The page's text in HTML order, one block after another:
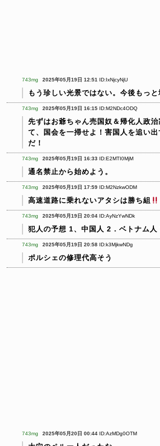
743mg 2025年05月19日 12:51 ID:IxNjcyNjU
もう珍しい光景ではない。今後もっ
743mg 2025年05月19日 16:15 ID:M2NDc4ODQ
先ずはお爺ちゃん売国奴＆帰化人政
て、国会を一掃せよ！害国人を追い
だ！
743mg 2025年05月19日 16:33 ID:E2MTI0MjM
通名禁止から始めよう。
743mg 2025年05月19日 17:59 ID:M2NzkwODM
高速道路に乗れないアタシは勝ち組
743mg 2025年05月19日 20:04 ID:AyNzYwNDk
犯人の予想 1、中国人 2．ベトナム人
743mg 2025年05月19日 20:58 ID:k3MjkwNDg
ポルシェの修理代高そう
743mg 2025年05月20日 00:44 ID:AzMDg0OTM